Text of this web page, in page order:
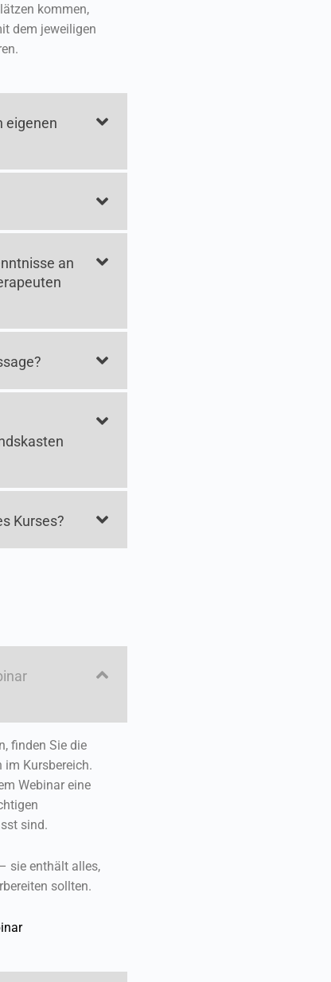
kommen,
dem jeweiligen
eigenen
an
Kurses?
finden Sie die
Kursbereich.
Webinar eine
sind.
sie enthält alles,
sollten.